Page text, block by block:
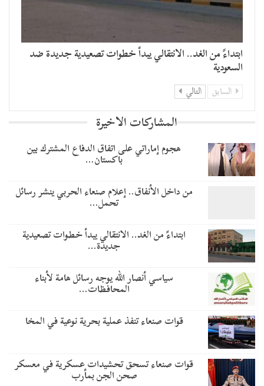
​ابتداءً من الغد.. الانتقالي يبدأ خطوات تصعيدية جديدة ضد
السعودية
السابق التالي
المشاركات الاخيرة
هجوم إماراتي على اتفاق الدفاع المشترك بين
باكستان…
من داخل الأنفاق.. إعلام صنعاء الحربي ينشر رسائل
تحمل…
​ابتداءً من الغد.. الانتقالي يبدأ خطوات تصعيدية
جديدة…
سياسي أنصار الله يوجه رسائل هامة لأبناء
المحافظات…
قوات صنعاء تنفذ عملية بحرية نوعية في المخا
قوات صنعاء تسحق تحشيدات عسكرية في معسكر
صحن الجن بمأرب